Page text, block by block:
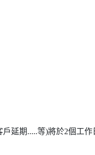
延期.....等)將於2個工